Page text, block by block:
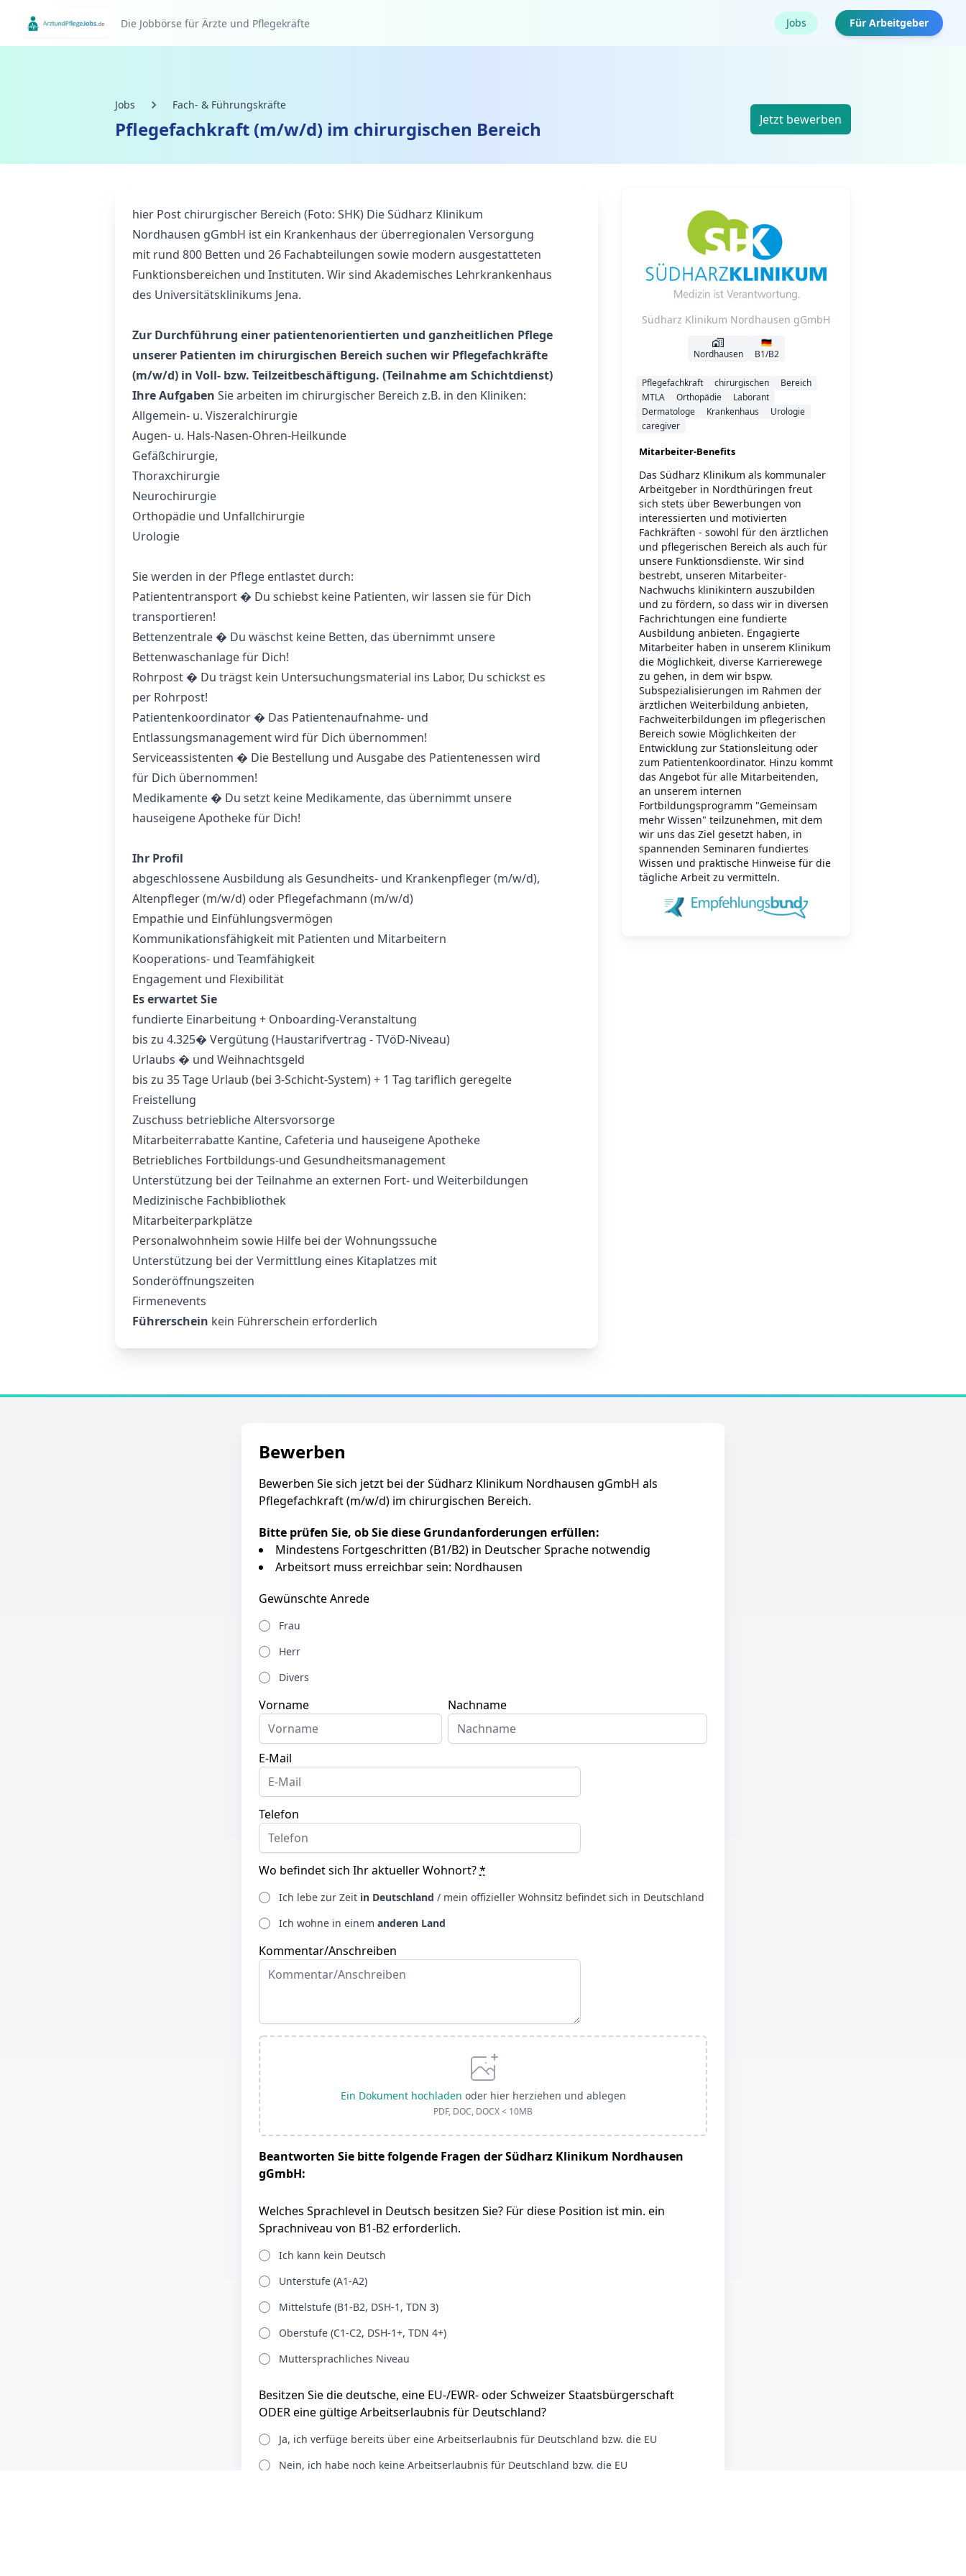
Die Jobbörse für Ärzte und Pflegekräfte Jobs Für Arbeitgeber
Jobs Fach- & Führungskräfte
Pflegefachkraft (m/w/d) im chirurgischen Bereich Jetzt bewerben
hier Post chirurgischer Bereich (Foto: SHK) Die Südharz Klinikum
Nordhausen gGmbH ist ein Krankenhaus der überregionalen Versorgung
mit rund 800 Betten und 26 Fachabteilungen sowie modern ausgestatteten
Funktionsbereichen und Instituten. Wir sind Akademisches Lehrkrankenhaus
des Universitätsklinikums Jena.
Zur Durchführung einer patientenorientierten und ganzheitlichen Pflege
unserer Patienten im chirurgischen Bereich suchen wir Pflegefachkräfte
(m/w/d) in Voll- bzw. Teilzeitbeschäftigung. (Teilnahme am Schichtdienst)
Ihre Aufgaben Sie arbeiten im chirurgischer Bereich z.B. in den Kliniken:
Allgemein- u. Viszeralchirurgie
Augen- u. Hals-Nasen-Ohren-Heilkunde
Gefäßchirurgie,
Thoraxchirurgie
Neurochirurgie
Orthopädie und Unfallchirurgie
Urologie
Sie werden in der Pflege entlastet durch:
Patiententransport � Du schiebst keine Patienten, wir lassen sie für Dich
transportieren!
Bettenzentrale � Du wäschst keine Betten, das übernimmt unsere
Bettenwaschanlage für Dich!
Rohrpost � Du trägst kein Untersuchungsmaterial ins Labor, Du schickst es
per Rohrpost!
Patientenkoordinator � Das Patientenaufnahme- und
Entlassungsmanagement wird für Dich übernommen!
Serviceassistenten � Die Bestellung und Ausgabe des Patientenessen wird
für Dich übernommen!
Medikamente � Du setzt keine Medikamente, das übernimmt unsere
hauseigene Apotheke für Dich!
Ihr Profil
abgeschlossene Ausbildung als Gesundheits- und Krankenpfleger (m/w/d),
Altenpfleger (m/w/d) oder Pflegefachmann (m/w/d)
Empathie und Einfühlungsvermögen
Kommunikationsfähigkeit mit Patienten und Mitarbeitern
Kooperations- und Teamfähigkeit
Engagement und Flexibilität
Es erwartet Sie
fundierte Einarbeitung + Onboarding-Veranstaltung
bis zu 4.325� Vergütung (Haustarifvertrag - TVöD-Niveau)
Urlaubs � und Weihnachtsgeld
bis zu 35 Tage Urlaub (bei 3-Schicht-System) + 1 Tag tariflich geregelte
Freistellung
Zuschuss betriebliche Altersvorsorge
Mitarbeiterrabatte Kantine, Cafeteria und hauseigene Apotheke
Betriebliches Fortbildungs-und Gesundheitsmanagement
Unterstützung bei der Teilnahme an externen Fort- und Weiterbildungen
Medizinische Fachbibliothek
Mitarbeiterparkplätze
Personalwohnheim sowie Hilfe bei der Wohnungssuche
Unterstützung bei der Vermittlung eines Kitaplatzes mit
Sonderöffnungszeiten
Firmenevents
Führerschein kein Führerschein erforderlich
Südharz Klinikum Nordhausen gGmbH
Nordhausen
🇩🇪
B1/B2
Pflegefachkraft chirurgischen
Bereich
MTLA
Orthopädie
Laborant
Dermatologe
Krankenhaus
Urologie
caregiver
Mitarbeiter-Benefits
Das Südharz Klinikum als kommunaler
Arbeitgeber in Nordthüringen freut
sich stets über Bewerbungen von
interessierten und motivierten
Fachkräften - sowohl für den ärztlichen
und pflegerischen Bereich als auch für
unsere Funktionsdienste. Wir sind
bestrebt, unseren Mitarbeiter-
Nachwuchs klinikintern auszubilden
und zu fördern, so dass wir in diversen
Fachrichtungen eine fundierte
Ausbildung anbieten. Engagierte
Mitarbeiter haben in unserem Klinikum
die Möglichkeit, diverse Karrierewege
zu gehen, in dem wir bspw.
Subspezialisierungen im Rahmen der
ärztlichen Weiterbildung anbieten,
Fachweiterbildungen im pflegerischen
Bereich sowie Möglichkeiten der
Entwicklung zur Stationsleitung oder
zum Patientenkoordinator. Hinzu kommt
das Angebot für alle Mitarbeitenden,
an unserem internen
Fortbildungsprogramm "Gemeinsam
mehr Wissen" teilzunehmen, mit dem
wir uns das Ziel gesetzt haben, in
spannenden Seminaren fundiertes
Wissen und praktische Hinweise für die
tägliche Arbeit zu vermitteln.
Bewerben
Bewerben Sie sich jetzt bei der Südharz Klinikum Nordhausen gGmbH als
Pflegefachkraft (m/w/d) im chirurgischen Bereich.
Bitte prüfen Sie, ob Sie diese Grundanforderungen erfüllen:
Mindestens Fortgeschritten (B1/B2) in Deutscher Sprache notwendig
Arbeitsort muss erreichbar sein: Nordhausen
Gewünschte Anrede
Frau
Herr
Divers
Vorname Nachname
E-Mail
Telefon
Wo befindet sich Ihr aktueller Wohnort?*
Ich lebe zur Zeit in Deutschland / mein offizieller Wohnsitz befindet sich in Deutschland
Ich wohne in einem anderen Land
Kommentar/Anschreiben
Ein Dokument hochladen oder hier herziehen und ablegen
PDF, DOC, DOCX < 10MB
Beantworten Sie bitte folgende Fragen der Südharz Klinikum Nordhausen
gGmbH:
Welches Sprachlevel in Deutsch besitzen Sie? Für diese Position ist min. ein
Sprachniveau von B1-B2 erforderlich.
Ich kann kein Deutsch
Unterstufe (A1-A2)
Mittelstufe (B1-B2, DSH-1, TDN 3)
Oberstufe (C1-C2, DSH-1+, TDN 4+)
Muttersprachliches Niveau
Besitzen Sie die deutsche, eine EU-/EWR- oder Schweizer Staatsbürgerschaft
ODER eine gültige Arbeitserlaubnis für Deutschland?
Ja, ich verfüge bereits über eine Arbeitserlaubnis für Deutschland bzw. die EU
Nein, ich habe noch keine Arbeitserlaubnis für Deutschland bzw. die EU